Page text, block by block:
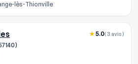
lès-Thionville
5.0(3 avis)